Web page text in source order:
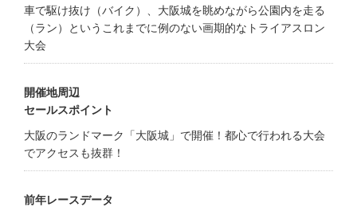
車で駆け抜け（バイク）、大阪城を眺めながら公園内を走る
（ラン）というこれまでに例のない画期的なトライアスロン
大会
開催地周辺
セールスポイント
大阪のランドマーク「大阪城」で開催！都心で行われる大会
でアクセスも抜群！
前年レースデータ